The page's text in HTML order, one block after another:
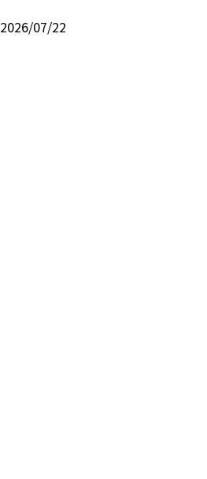
2026/07/22